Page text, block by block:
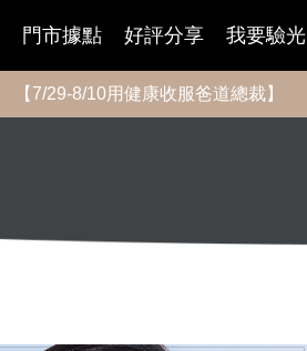
門市據點 好評分享 我要驗光
【7/29-8/10用健康收服爸道總裁】